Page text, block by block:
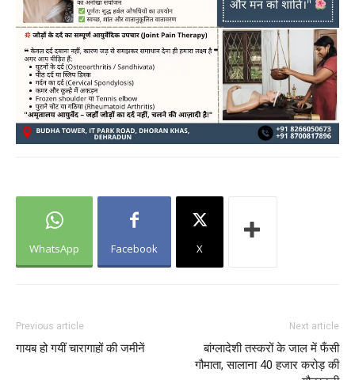
WhatsApp Facebook X
Previous article
गायब हो गयीं चारागाहों की जमीनें
Next article
बांग्लादेशी तस्करों के जाल में फँसी
गौमाता, सालाना 40 हजार करोड़ की